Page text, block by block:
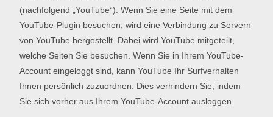
(nachfolgend „YouTube“). Wenn Sie eine Seite mit dem
YouTube-Plugin besuchen, wird eine Verbindung zu Servern
von YouTube hergestellt. Dabei wird YouTube mitgeteilt,
welche Seiten Sie besuchen. Wenn Sie in Ihrem YouTube-
Account eingeloggt sind, kann YouTube Ihr Surfverhalten
Ihnen persönlich zuzuordnen. Dies verhindern Sie, indem
Sie sich vorher aus Ihrem YouTube-Account ausloggen.